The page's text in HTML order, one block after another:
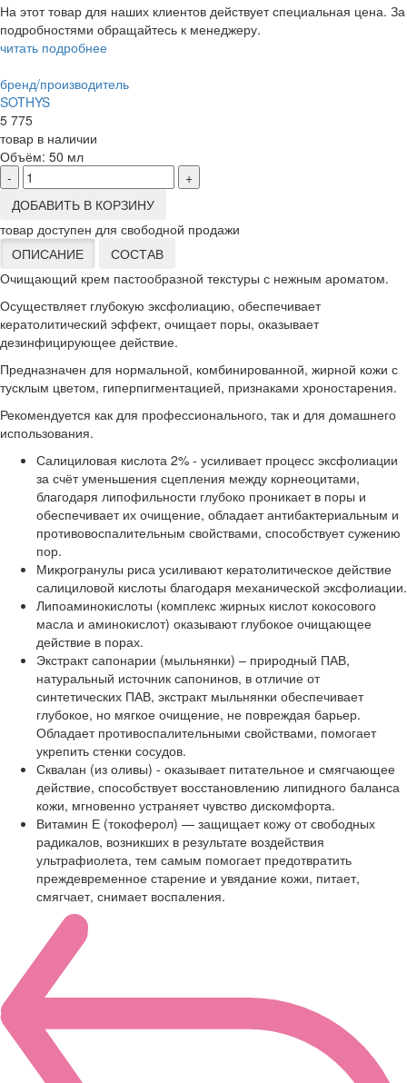
На этот товар для наших клиентов действует специальная цена. За
подробностями обращайтесь к менеджеру.
читать подробнее
бренд/производитель
SOTHYS
5 775
товар в наличии
Объём: 50 мл
-
+
ДОБАВИТЬ В КОРЗИНУ
товар доступен для свободной продажи
ОПИСАНИЕ
СОСТАВ
Очищающий крем пастообразной текстуры с нежным ароматом.
Осуществляет глубокую эксфолиацию, обеспечивает
кератолитический эффект, очищает поры, оказывает
дезинфицирующее действие.
Предназначен для нормальной, комбинированной, жирной кожи с
тусклым цветом, гиперпигментацией, признаками хроностарения.
Рекомендуется как для профессионального, так и для домашнего
использования.
Салициловая кислота 2% - усиливает процесс эксфолиации
за счёт уменьшения сцепления между корнеоцитами,
благодаря липофильности глубоко проникает в поры и
обеспечивает их очищение, обладает антибактериальным и
противовоспалительным свойствами, способствует сужению
пор.
Микрогранулы риса усиливают кератолитическое действие
салициловой кислоты благодаря механической эксфолиации.
Липоаминокислоты (комплекс жирных кислот кокосового
масла и аминокислот) оказывают глубокое очищающее
действие в порах.
Экстракт сапонарии (мыльнянки) – природный ПАВ,
натуральный источник сапонинов, в отличие от
синтетических ПАВ, экстракт мыльнянки обеспечивает
глубокое, но мягкое очищение, не повреждая барьер.
Обладает противоспалительными свойствами, помогает
укрепить стенки сосудов.
Сквалан (из оливы) - оказывает питательное и смягчающее
действие, способствует восстановлению липидного баланса
кожи, мгновенно устраняет чувство дискомфорта.
Витамин Е (токоферол) — защищает кожу от свободных
радикалов, возникших в результате воздействия
ультрафиолета, тем самым помогает предотвратить
преждевременное старение и увядание кожи, питает,
смягчает, снимает воспаления.